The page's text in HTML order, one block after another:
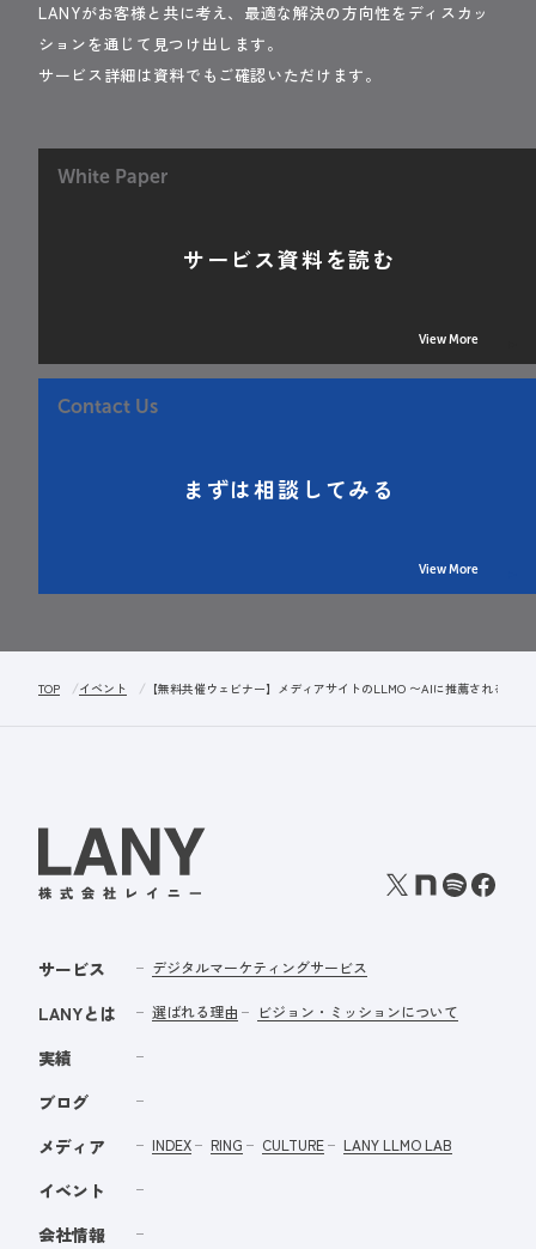
LANYがお客様と共に考え、最適な解決の方向性をディスカッ
ションを通じて見つけ出します。
サービス詳細は資料でもご確認いただけます。
White Paper
サービス資料を読む
View More
Contact Us
まずは相談してみる
View More
TOP イベント 【無料共催ウェビナー】メディアサイトのLLMO 〜AIに推薦されるた
サービス デジタルマーケティングサービス
LANYとは 選ばれる理由 ビジョン・ミッションについて
実績
ブログ
メディア
INDEX RING CULTURE LANY LLMO LAB
イベント
会社情報